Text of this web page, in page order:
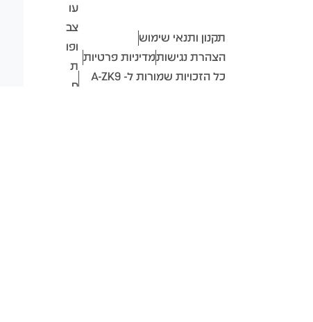
תקנון ותנאי שימוש
הצהרת נגישותמדיניות פרטיות
כל הזכויות שמורות ל- A-ZK9
עו
צב
ופו
ת
ח